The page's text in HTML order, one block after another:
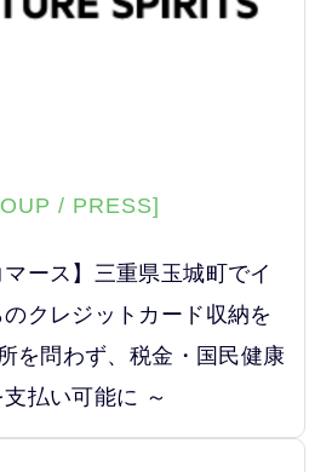
/ PRESS]
マース】三重県玉城町でイ
クレジットカード収納を
を問わず、税金・国民健康
払い可能に ～